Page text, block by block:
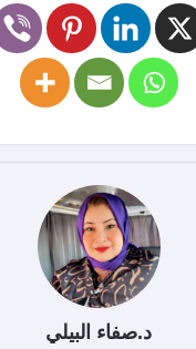
د.صفاء البيلي